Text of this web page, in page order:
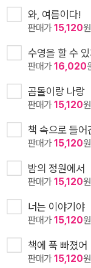
와, 여름이다!
판매가15,120원
수영을 할 수
판매가16,020
곰돌이랑 나랑
판매가15,120원
책 속으로 들어
판매가15,120원
밤의 정원에서
판매가15,120원
너는 이야기야
판매가15,120원
책에 푹 빠졌어
판매가15,120원